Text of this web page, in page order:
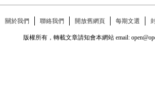
關於我們 聯絡我們 開放舊網頁 每期文選
版權所有，轉載文章請知會本網站 email: